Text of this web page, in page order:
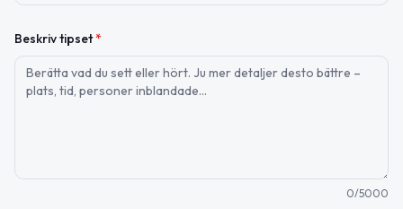
Beskriv tipset*
0/5000